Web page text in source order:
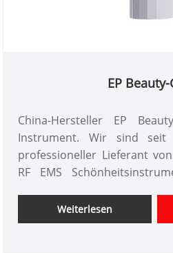
EP
China-Hersteller EP
Instrument. Wir sind
professioneller Lieferant
RF EMS
Preisvorteil und bieten
Weiterlesen